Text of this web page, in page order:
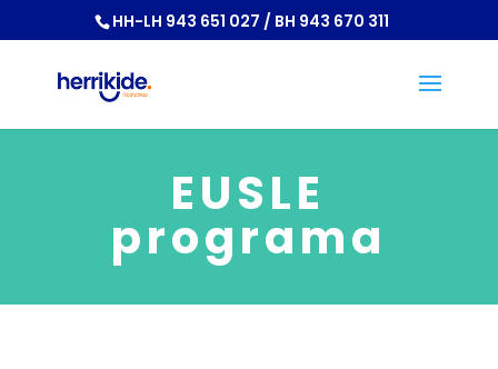
HH-LH 943 651 027 / BH 943 670 311
EUSLE
programa